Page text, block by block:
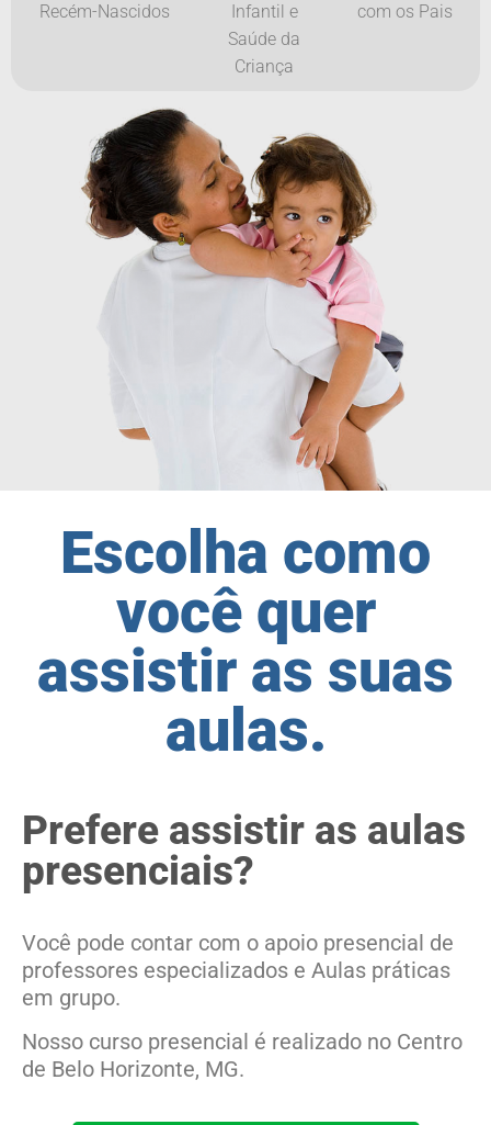
Recém-Nascidos
Infantil e
Saúde da
Criança
com os Pais
Escolha como
você quer
assistir as suas
aulas.
Prefere assistir as aulas
presenciais?
Você pode contar com o apoio presencial de
professores especializados e Aulas práticas
em grupo.
Nosso curso presencial é realizado no Centro
de Belo Horizonte, MG.